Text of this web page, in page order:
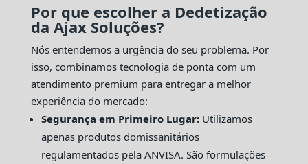
Por que escolher a Dedetização
da Ajax Soluções?
Nós entendemos a urgência do seu problema. Por
isso, combinamos tecnologia de ponta com um
atendimento premium para entregar a melhor
experiência do mercado:
Segurança em Primeiro Lugar:Utilizamos
apenas produtos domissanitários
regulamentados pela ANVISA. São formulações